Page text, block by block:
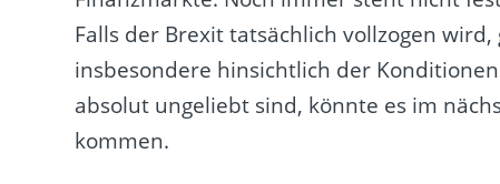
Falls der Brexit tatsächlich vollzogen
insbesondere hinsichtlich der
absolut ungeliebt sind, könnte es im
kommen.